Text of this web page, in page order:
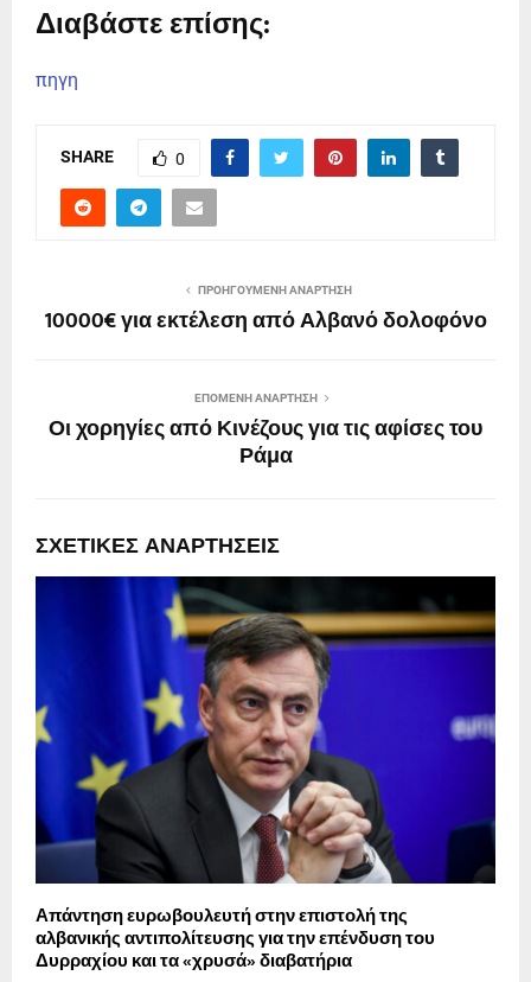
Διαβάστε επίσης:
πηγη
SHARE 0
ΠΡΟΗΓΟΎΜΕΝΗ ΑΝΆΡΤΗΣΗ
10000€ για εκτέλεση από Αλβανό δολοφόνο
ΕΠΌΜΕΝΗ ΑΝΆΡΤΗΣΗ
Οι χορηγίες από Κινέζους για τις αφίσες του
Ράμα
ΣΧΕΤΙΚΈΣ ΑΝΑΡΤΉΣΕΙΣ
Απάντηση ευρωβουλευτή στην επιστολή της
αλβανικής αντιπολίτευσης για την επένδυση του
Δυρραχίου και τα «χρυσά» διαβατήρια